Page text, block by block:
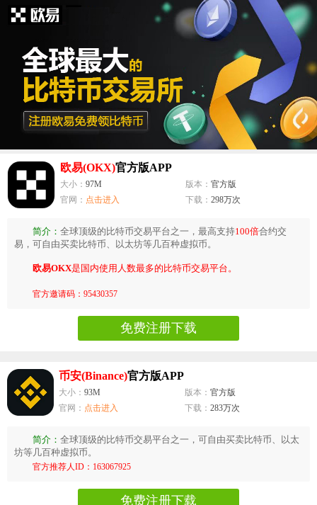
欧易(OKX)官方版APP
大小： 97M 版本： 官方版
官网： 点击进入 下载： 298万次
简介： 全球顶级的比特币交易平台之一，最高支持100倍合约交
易，可自由买卖比特币、以太坊等几百种虚拟币。
欧易OKX是国内使用人数最多的比特币交易平台。
官方邀请码：95430357
免费注册下载
币安(Binance)官方版APP
大小： 93M 版本： 官方版
官网： 点击进入 下载： 283万次
简介： 全球顶级的比特币交易平台之一，可自由买卖比特币、以太
坊等几百种虚拟币。
官方推荐人ID：163067925
免费注册下载